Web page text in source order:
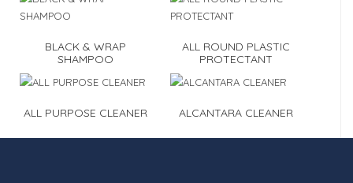
BLACK & WRAP
SHAMPOO
ALL ROUND PLASTIC
PROTECTANT
ALL PURPOSE CLEANER ALCANTARA CLEANER